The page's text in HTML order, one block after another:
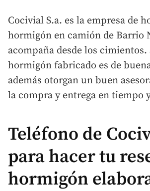
Cocivial S.a. es la empresa de
hormigón en camión de Barrio
acompaña desde los cimientos.
hormigón fabricado es de
además otorgan un buen
la compra y entrega en tiempo
Teléfono de
para hacer tu
hormigón